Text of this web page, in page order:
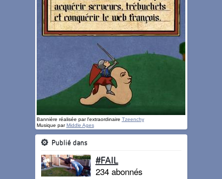
Bannière réalisée par l'extraordinaire Tzeenchy
Musique parMiddle Ages
Publié dans
#FAIL
234 abonnés